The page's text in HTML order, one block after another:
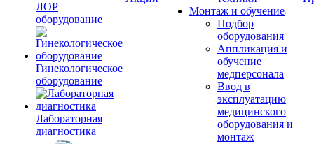
ЛОР
оборудование
Гинекологическое
оборудование
Лабораторная
диагностика
Монтаж и обучение
Подбор
оборудования
Аппликация и
обучение
медперсонала
Ввод в
эксплуатацию
медицинского
оборудования и
монтаж